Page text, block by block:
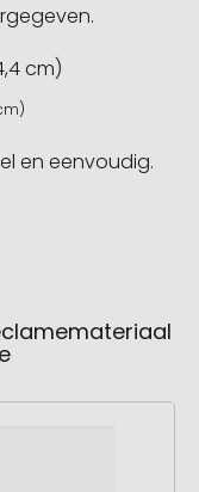
en eenvoudig.